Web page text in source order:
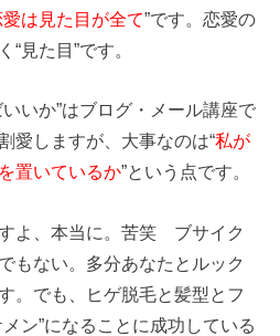
愛は見た目が全て”です。恋愛の
見た目”です。
いか”はブログ・メール講座で
愛しますが、大事なのは“私が
置いているか”という点です。
よ、本当に。苦笑 ブサイク
もない。多分あなたとルック
。でも、ヒゲ脱毛と髪型とフ
ン”になることに成功している